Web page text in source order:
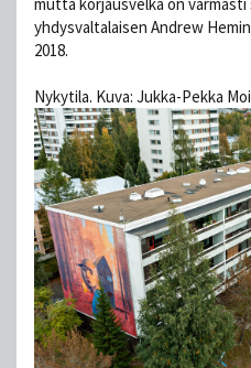
yhdysvaltalaisen Andrew
2018.
Nykytila. Kuva: Jukka-Pekka